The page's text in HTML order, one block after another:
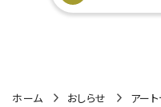
ホーム おしらせ アー